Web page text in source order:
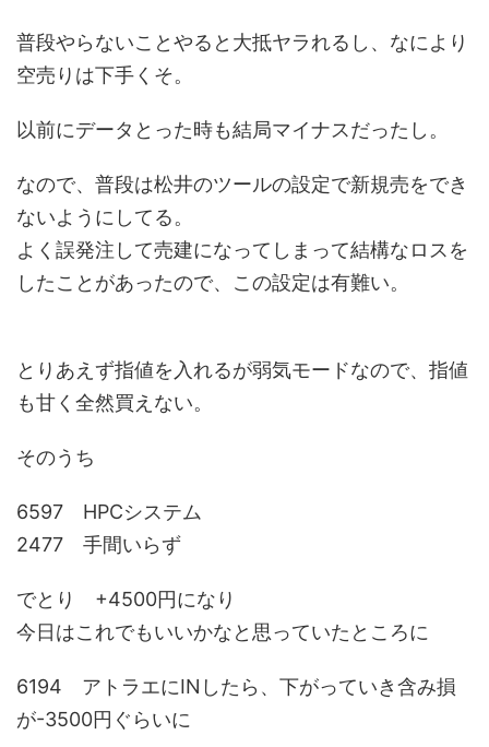
普段やらないことやると大抵ヤラれるし、なにより
空売りは下手くそ。
以前にデータとった時も結局マイナスだったし。
なので、普段は松井のツールの設定で新規売をでき
ないようにしてる。
よく誤発注して売建になってしまって結構なロスを
したことがあったので、この設定は有難い。
とりあえず指値を入れるが弱気モードなので、指値
も甘く全然買えない。
そのうち
6597 HPCシステム
2477 手間いらず
でとり +4500円になり
今日はこれでもいいかなと思っていたところに
6194 アトラエにINしたら、下がっていき含み損
が-3500円 ぐらいに